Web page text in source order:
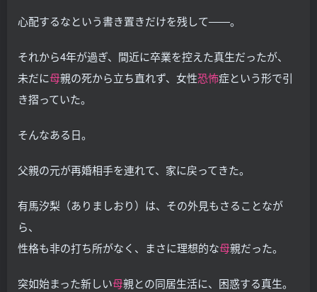
心配するなという書き置きだけを残して――。
それから4年が過ぎ、間近に卒業を控えた真生だったが、
未だに母親の死から立ち直れず、女性恐怖症という形で引
き摺っていた。
そんなある日。
父親の元が再婚相手を連れて、家に戻ってきた。
有馬汐梨（ありましおり）は、その外見もさることなが
ら、
性格も非の打ち所がなく、まさに理想的な母親だった。
突如始まった新しい母親との同居生活に、困惑する真生。